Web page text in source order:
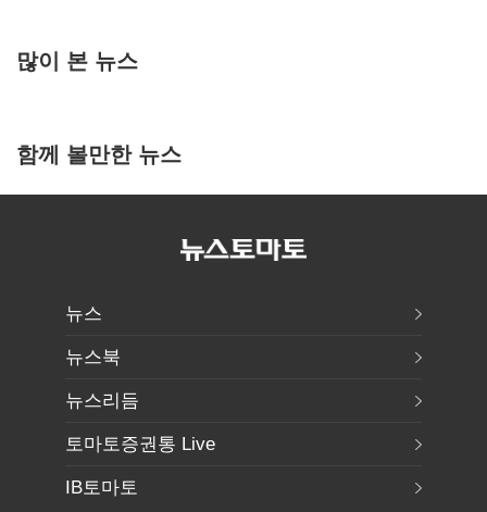
많이 본 뉴스
함께 볼만한 뉴스
뉴스
뉴스북
뉴스리듬
토마토증권통 Live
IB토마토